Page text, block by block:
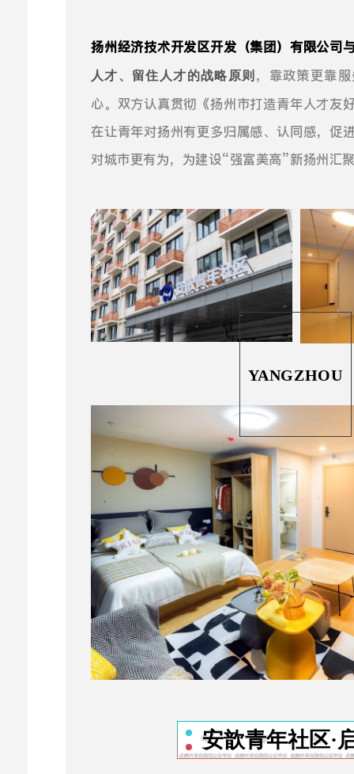
扬州经济技术开发区开发（集团）有限公司
人才、留住人才的战略原则 ，靠政策更靠
心。双方认真贯彻《扬州市打造青年人才友
在让青年对扬州有更多归属感、认同感，促
对城市更有为，为建设“强富美高”新扬州汇
YANGZHOU
安歆青年社区·